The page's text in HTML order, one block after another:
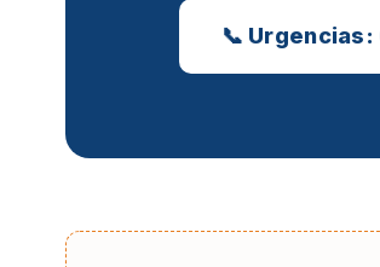
📞